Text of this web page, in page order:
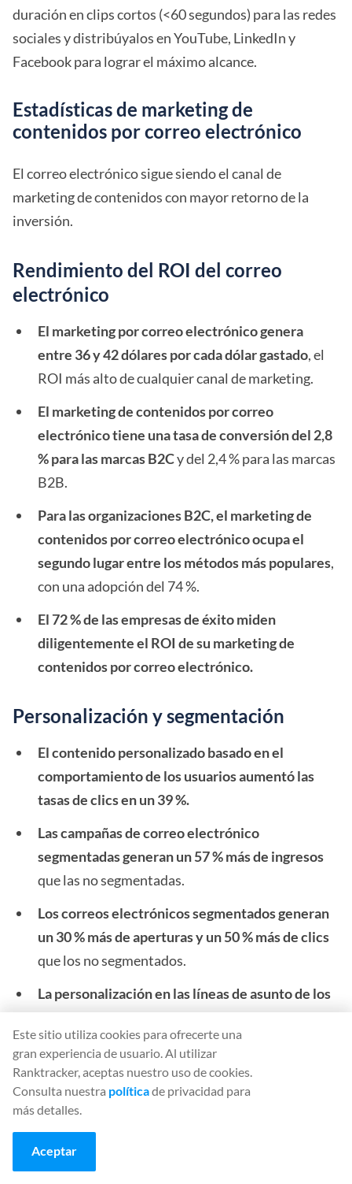
duración en clips cortos (<60 segundos) para las redes
sociales y distribúyalos en YouTube, LinkedIn y
Facebook para lograr el máximo alcance.
Estadísticas de marketing de
contenidos por correo electrónico
El correo electrónico sigue siendo el canal de
marketing de contenidos con mayor retorno de la
inversión.
Rendimiento del ROI del correo
electrónico
El marketing por correo electrónico genera
entre 36 y 42 dólares por cada dólar gastado, el
ROI más alto de cualquier canal de marketing.
El marketing de contenidos por correo
electrónico tiene una tasa de conversión del 2,8
% para las marcas B2Cy del 2,4 % para las marcas
B2B.
Para las organizaciones B2C, el marketing de
contenidos por correo electrónico ocupa el
segundo lugar entre los métodos más populares,
con una adopción del 74 %.
El 72 % de las empresas de éxito miden
diligentemente el ROI de su marketing de
contenidos por correo electrónico.
Personalización y segmentación
El contenido personalizado basado en el
comportamiento de los usuarios aumentó las
tasas de clics en un 39 %.
Las campañas de correo electrónico
segmentadas generan un 57 % más de ingresos
que las no segmentadas.
Los correos electrónicos segmentados generan
un 30 % más de aperturas y un 50 % más de clics
que los no segmentados.
La personalización en las líneas de asunto de los
apertura en un 50 %.
Métricas de interacción con el correo
electrónico
La tasa media de clics de los correos electrónicos
es del 1,36 %
Este sitio utiliza cookies para ofrecerte una
gran experiencia de usuario. Al utilizar
Ranktracker, aceptas nuestro uso de cookies.
Consulta nuestra políticade privacidad para
más detalles.
Aceptar